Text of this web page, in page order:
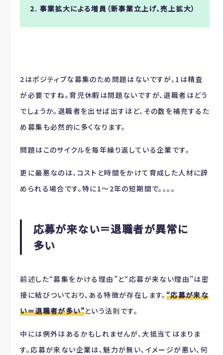
2. 事業拡大による増員（新事業立上げ、売上拡大）
2はポジティブな募集のため問題はないですが、1は精査
が必要ですね。育児休暇は問題ないですが、退職者はどう
でしょうか。退職者を出せば出すほど、その数を補充するた
め募集も必然的に多くなります。
問題はこのサイクルを毎年繰り返している企業です。
更に最悪なのは、コストと時間をかけて育成した人材に辞
められる場合です。特に1～2年の短期間で。。。。
応募が来ない＝退職者が異常に
多い
前述した“募集をかける理由”と“応募が来ない理由”は密
接に結びついており、ある特徴が存在します。 “応募が来な
い＝退職者が多い”という法則です。
中には例外はあるかもしれませんが、大抵当てはまりま
す。応募が来ない企業は、魅力が無い、イメージが悪い、何